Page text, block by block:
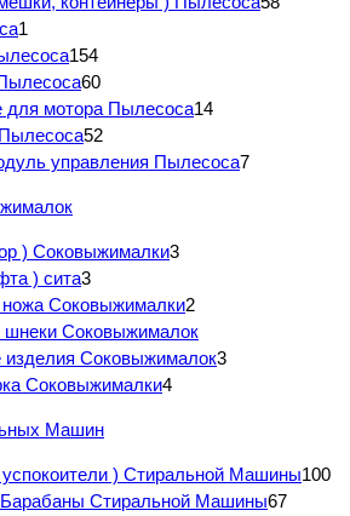
1
154
60
для мотора Пылесоса14
52
управления Пылесоса7
) Соковыжималки3
) сита3
Соковыжималки2
шнеки Соковыжималок
Соковыжималок3
Соковыжималки4
Машин
) Стиральной Машины100
Стиральной Машины67